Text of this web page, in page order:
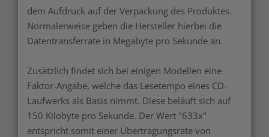
dem Aufdruck auf der Verpackung des Produktes.
Normalerweise geben die Hersteller hierbei die
Datentransferrate in Megabyte pro Sekunde an.
Zusätzlich findet sich bei einigen Modellen eine
Faktor-Angabe, welche das Lesetempo eines CD-
Laufwerks als Basis nimmt. Diese beläuft sich auf
150 Kilobyte pro Sekunde. Der Wert "633x"
entspricht somit einer Übertragungsrate von